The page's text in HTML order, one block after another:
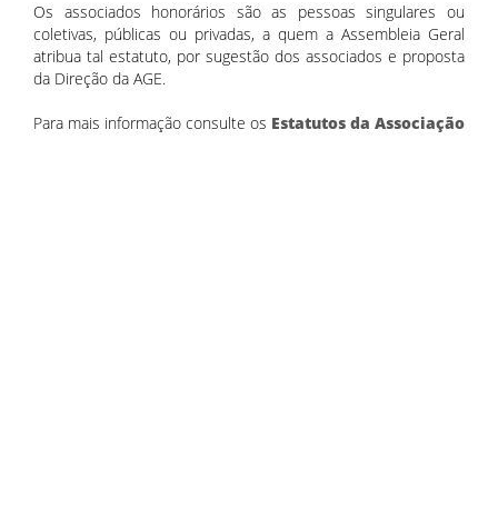
Os associados honorários são as pessoas singulares ou
coletivas, públicas ou privadas, a quem a Assembleia Geral
atribua tal estatuto, por sugestão dos associados e proposta
da Direção da AGE.
Para mais informação consulte os Estatutos da Associação